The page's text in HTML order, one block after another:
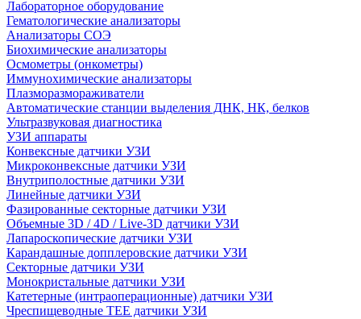
Лабораторное оборудование
Гематологические анализаторы
Анализаторы СОЭ
Биохимические анализаторы
Осмометры (онкометры)
Иммунохимические анализаторы
Плазморазмораживатели
Автоматические станции выделения ДНК, НК, белков
Ультразвуковая диагностика
УЗИ аппараты
Конвексные датчики УЗИ
Микроконвексные датчики УЗИ
Внутриполостные датчики УЗИ
Линейные датчики УЗИ
Фазированные секторные датчики УЗИ
Объемные 3D / 4D / Live-3D датчики УЗИ
Лапароскопические датчики УЗИ
Карандашные допплеровские датчики УЗИ
Секторные датчики УЗИ
Монокристальные датчики УЗИ
Катетерные (интраоперационные) датчики УЗИ
Чреспищеводные TEE датчики УЗИ